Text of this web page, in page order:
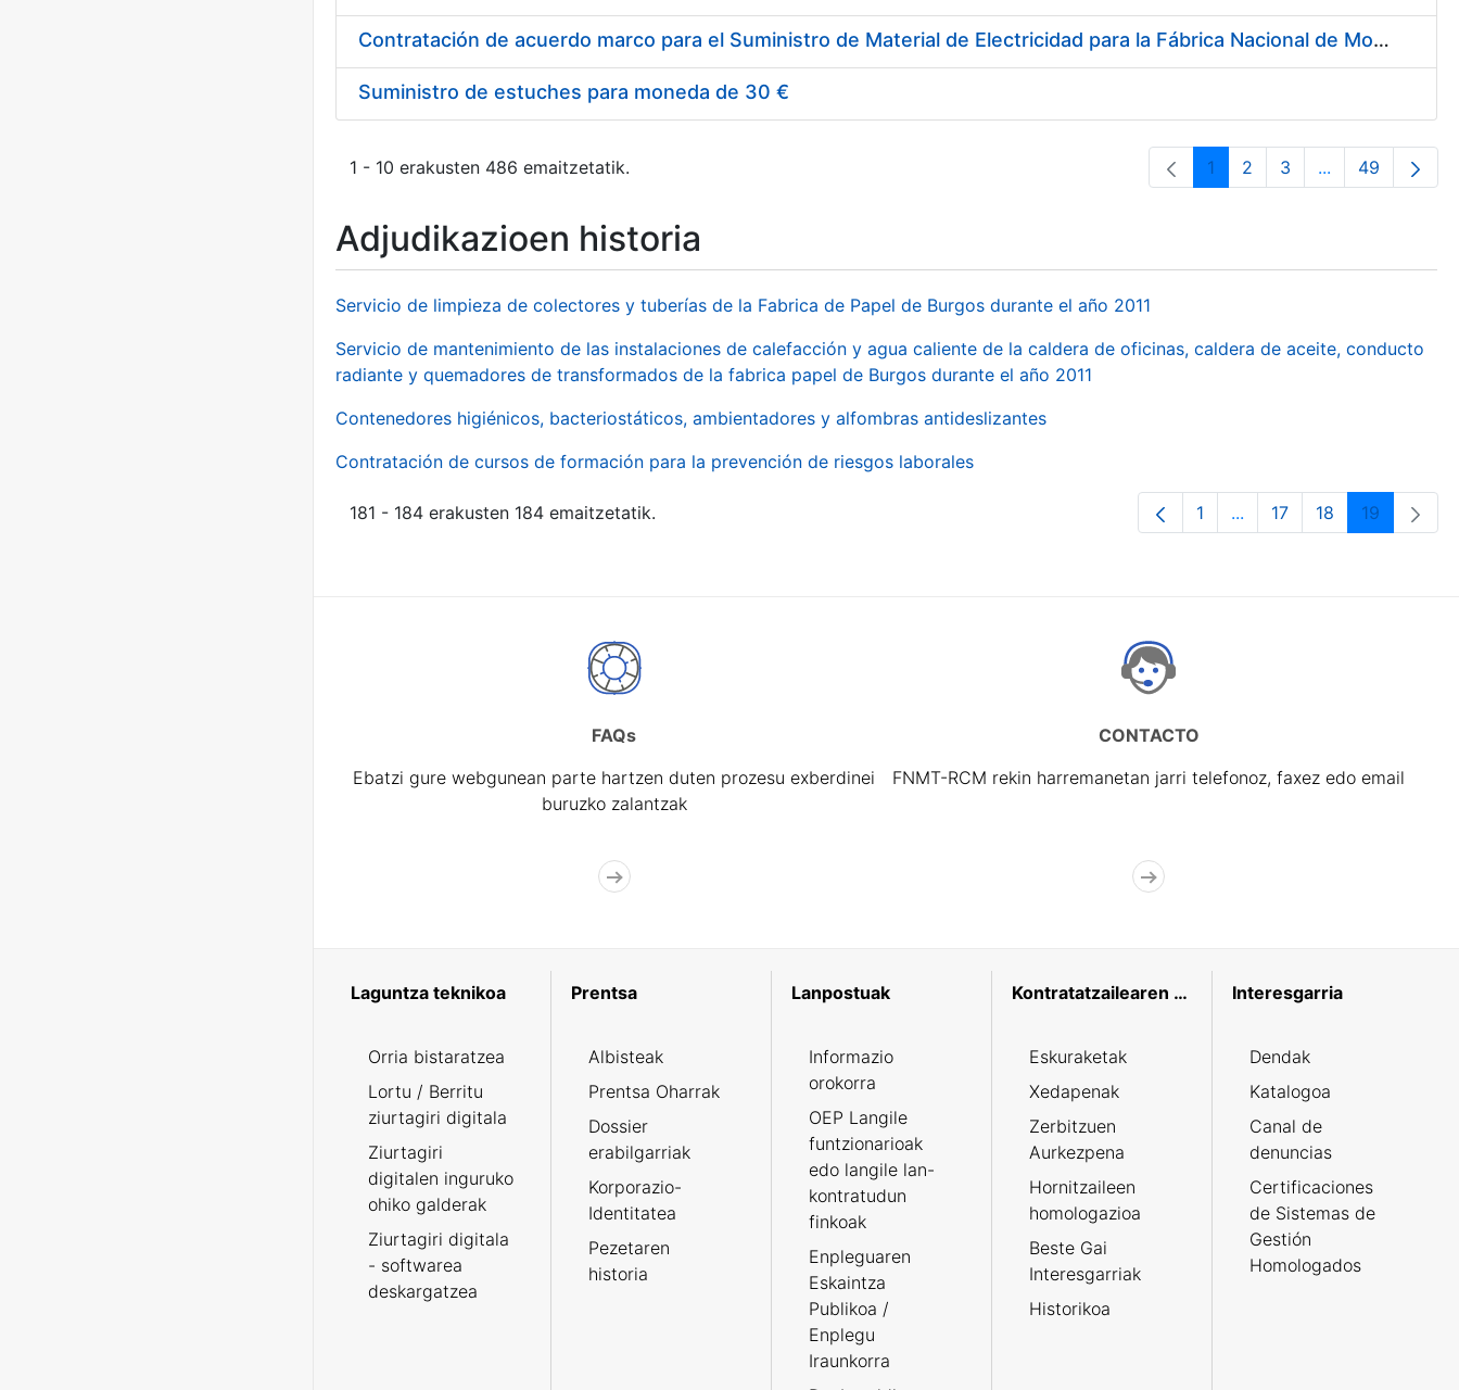
Contratación de acuerdo marco para el Suministro de Material de Electricidad para la Fábrica Nacional de Moneda y Timbre-Real Casa de la Moneda en su centro de trabajo de Burgos
Suministro de estuches para moneda de 30 €
1 - 10 erakusten 486 emaitzetatik. Orrialdea
1 Orrialdea
2 Orrialdea
3 ...Intermediate
Orrialdea
49
Adjudikazioen historia
Servicio de limpieza de colectores y tuberías de la Fabrica de Papel de Burgos durante el año 2011
Servicio de mantenimiento de las instalaciones de calefacción y agua caliente de la caldera de oficinas, caldera de aceite, conducto
radiante y quemadores de transformados de la fabrica papel de Burgos durante el año 2011
Contenedores higiénicos, bacteriostáticos, ambientadores y alfombras antideslizantes
Contratación de cursos de formación para la prevención de riesgos laborales
181 - 184 erakusten 184 emaitzetatik. Orrialdea
1 ...Intermediate Pages Use
Orrialdea
17 Orrialdea
18 Orrialdea
19
FAQs
Ebatzi gure webgunean parte hartzen duten prozesu exberdinei
buruzko zalantzak
CONTACTO
FNMT-RCM rekin harremanetan jarri telefonoz, faxez edo email
Laguntza teknikoa
Orria bistaratzea
Lortu / Berritu
ziurtagiri digitala
Ziurtagiri
digitalen inguruko
ohiko galderak
Ziurtagiri digitala
- softwarea
deskargatzea
Prentsa
Albisteak
Prentsa Oharrak
Dossier
erabilgarriak
Korporazio-
Identitatea
Pezetaren
historia
Lanpostuak
Informazio
orokorra
OEP Langile
funtzionarioak
edo langile lan-
kontratudun
finkoak
Enpleguaren
Eskaintza
Publikoa /
Enplegu
Iraunkorra
Kontratatzailearen profila
Eskuraketak
Xedapenak
Zerbitzuen
Aurkezpena
Hornitzaileen
homologazioa
Beste Gai
Interesgarriak
Historikoa
Interesgarria
Dendak
Katalogoa
Canal de
denuncias
Certificaciones
de Sistemas de
Gestión
Homologados